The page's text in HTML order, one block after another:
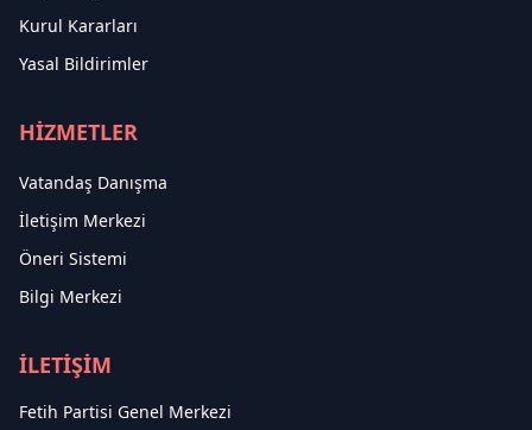
Kurul Kararları
Yasal Bildirimler
HİZMETLER
Vatandaş Danışma
İletişim Merkezi
Öneri Sistemi
Bilgi Merkezi
İLETİŞİM
Fetih Partisi Genel Merkezi